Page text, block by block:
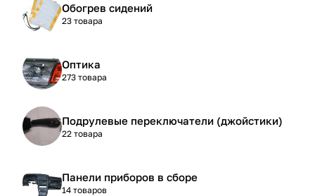
Обогрев сидений
23 товара
Оптика
273 товара
Подрулевые переключатели (джойстики)
22 товара
Панели приборов в сборе
14 товаров